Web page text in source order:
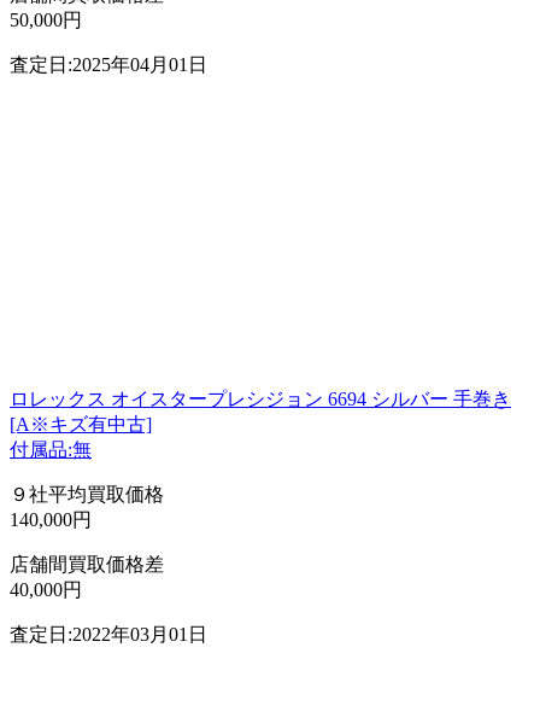
50,000円
査定日:2025年04月01日
ロレックス オイスタープレシジョン 6694 シルバー 手巻き
[A※キズ有中古]
付属品:無
９社平均買取価格
140,000円
店舗間買取価格差
40,000円
査定日:2022年03月01日